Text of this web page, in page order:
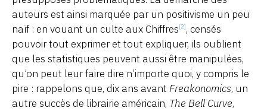
auteurs est ainsi marquée par un positivisme un peu
naïf : en vouant un culte aux Chiffres[2], censés
pouvoir tout exprimer et tout expliquer, ils oublient
que les statistiques peuvent aussi être manipulées,
qu’on peut leur faire dire n’importe quoi, y compris le
pire : rappelons que, dix ans avant Freakonomics, un
autre succès de librairie américain, The Bell Curve,